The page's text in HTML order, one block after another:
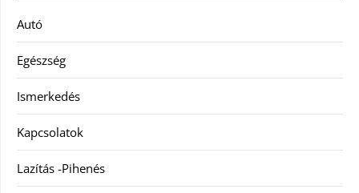
Autó
Egészség
Ismerkedés
Kapcsolatok
Lazítás -Pihenés